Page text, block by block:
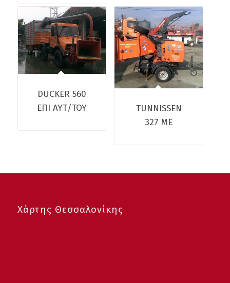
DUCKER 560
ΕΠΙ ΑΥΤ/ΤΟΥ
TUNNISSEN
327 ME
Χάρτης Θεσσαλονίκης